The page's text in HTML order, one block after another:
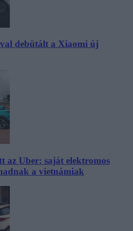
debütált a Xiaomi új
az Uber: saját elektromos
a vietnámiak